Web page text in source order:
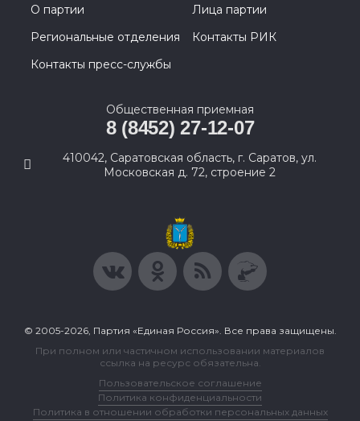
О партии
Лица партии
Региональные отделения
Контакты РИК
Контакты пресс-службы
Общественная приемная
8 (8452) 27-12-07
410042, Саратовская область, г. Саратов, ул.
Московская д. 72, строение 2
© 2005-2026, Партия «Единая Россия». Все права защищены.
При полном или частичном использовании материалов
ссылка на ресурс обязательна.
Пользовательское соглашение
Политика конфиденциальности
Политика в отношении обработки персональных данных